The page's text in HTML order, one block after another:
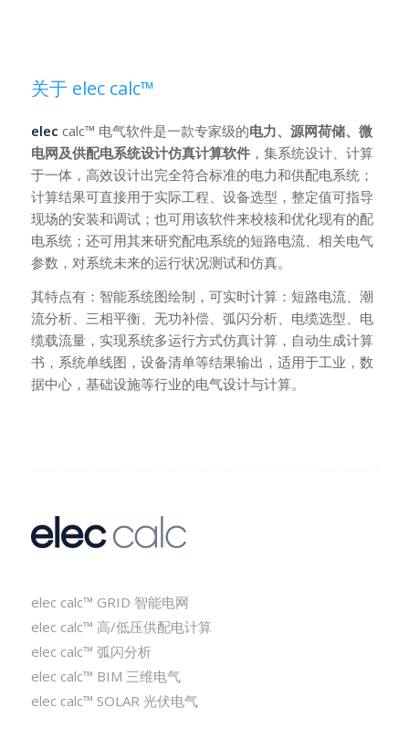
关于 elec calc™
elec calc™ 电气软件是一款专家级的电力、源网荷储、微
电网及供配电系统设计仿真计算软件，集系统设计、计算
于一体，高效设计出完全符合标准的电力和供配电系统；
计算结果可直接用于实际工程、设备选型，整定值可指导
现场的安装和调试；也可用该软件来校核和优化现有的配
电系统；还可用其来研究配电系统的短路电流、相关电气
参数，对系统未来的运行状况测试和仿真。
其特点有：智能系统图绘制，可实时计算：短路电流、潮
流分析、三相平衡、无功补偿、弧闪分析、电缆选型、电
缆载流量，实现系统多运行方式仿真计算，自动生成计算
书，系统单线图，设备清单等结果输出，适用于工业，数
据中心，基础设施等行业的电气设计与计算。
elec calc™ GRID 智能电网
elec calc™ 高/低压供配电计算
elec calc™ 弧闪分析
elec calc™ BIM 三维电气
elec calc™ SOLAR 光伏电气